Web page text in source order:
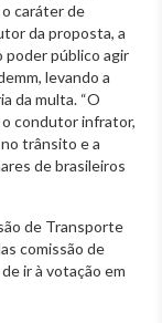
caráter de
da proposta, a
poder público agir
levando a
da multa. “O
condutor infrator,
trânsito e a
de brasileiros
de Transporte
comissão de
ir à votação em